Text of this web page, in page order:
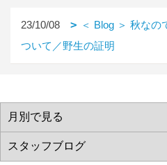
23/10/08
＜ Blog ＞ 秋なの
ついて／野生の証明